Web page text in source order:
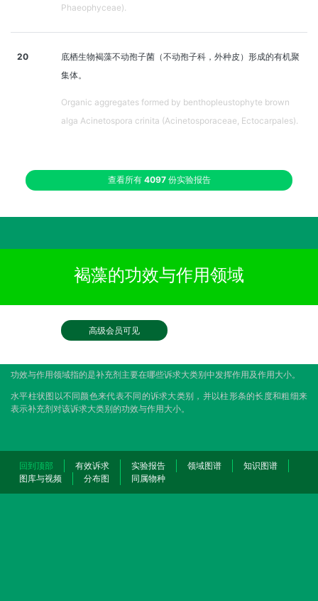
Phaeophyceae).
20
底栖生物褐藻不动孢子菌（不动孢子科，外种皮）形成的有机聚
集体。
Organic aggregates formed by benthopleustophyte brown
alga Acinetospora crinita (Acinetosporaceae, Ectocarpales).
查看所有 4097份实验报告
褐藻的功效与作用领域
高级会员可见
功效与作用领域指的是补充剂主要在哪些诉求大类别中发挥作用及作用大小。
水平柱状图以不同颜色来代表不同的诉求大类别，并以柱形条的长度和粗细来
表示补充剂对该诉求大类别的功效与作用大小。
回到顶部 有效诉求 实验报告 领域图谱
知识图谱
图库与视频
分布图 同属物种